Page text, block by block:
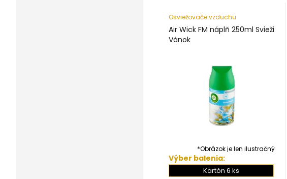
Osviežovače vzduchu
Air Wick FM náplň 250ml Svieži
Vánok
*Obrázok je len ilustračný
Výber balenia:
Kartón 6 ks